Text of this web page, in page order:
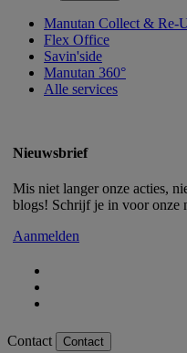
Manutan Collect & Re-
Flex Office
Savin'side
Manutan 360°
Alle services
Nieuwsbrief
Mis niet langer onze acties,
blogs! Schrijf je in voor onze
Aanmelden
Contact Contact